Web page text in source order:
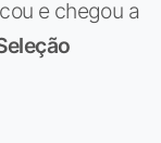
e chegou a